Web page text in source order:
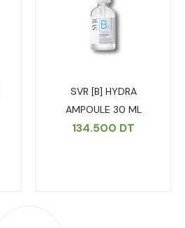
SVR [B] HYDRA
AMPOULE 30 ML
134.500 DT